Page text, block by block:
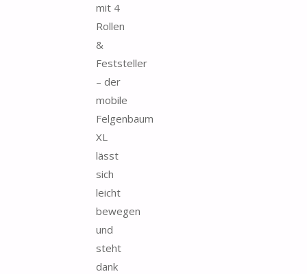
mit 4
Rollen
&
Feststeller
– der
mobile
Felgenbaum
XL
lässt
sich
leicht
bewegen
und
steht
dank